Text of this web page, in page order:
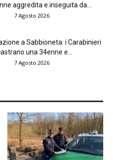
aggredita e inseguita da...
7 Agosto 2026
a Sabbioneta: i Carabinieri
una 34enne e...
7 Agosto 2026